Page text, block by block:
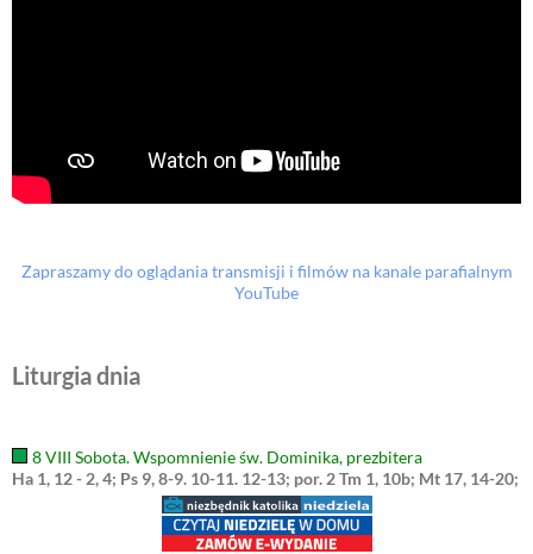
Zapraszamy do oglądania transmisji i filmów na kanale parafialnym
YouTube
Liturgia dnia
8 VIII Sobota. Wspomnienie św. Dominika, prezbitera
Ha 1, 12 - 2, 4; Ps 9, 8-9. 10-11. 12-13; por. 2 Tm 1, 10b; Mt 17, 14-20;